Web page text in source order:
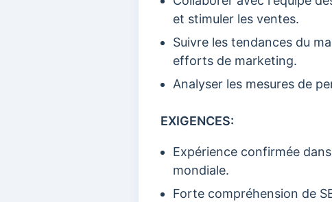
et stimuler les ventes.
Suivre les tendances du
efforts de marketing.
Analyser les mesures de
EXIGENCES:
Expérience confirmée
mondiale.
Forte compréhension de